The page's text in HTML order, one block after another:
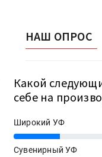
НАШ ОПРОС
Какой
себе на
Широкий УФ
25%
Сувенирный УФ